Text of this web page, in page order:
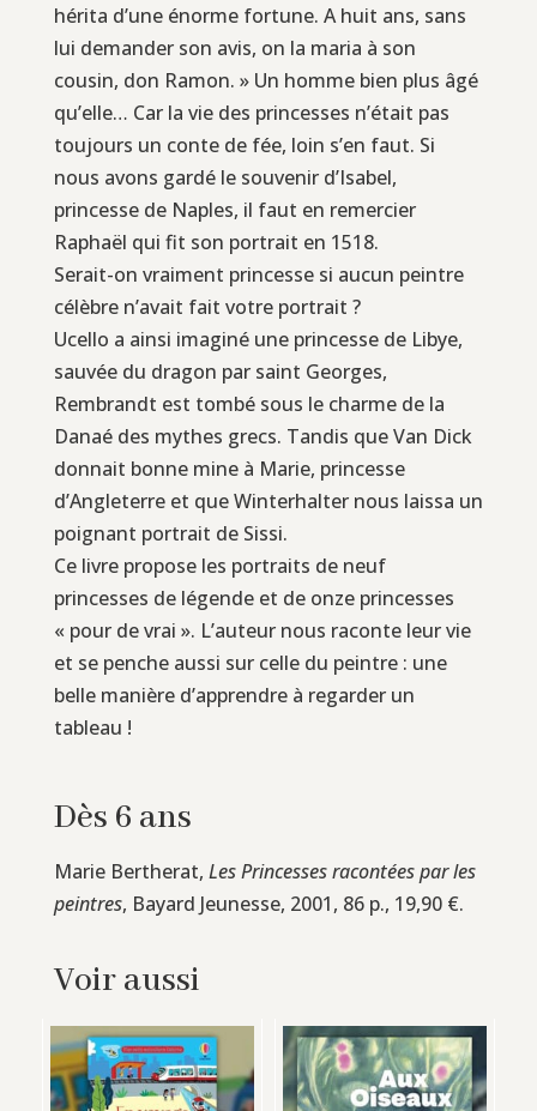
hérita d’une énorme fortune. A huit ans, sans
lui demander son avis, on la maria à son
cousin, don Ramon. » Un homme bien plus âgé
qu’elle… Car la vie des princesses n’était pas
toujours un conte de fée, loin s’en faut. Si
nous avons gardé le souvenir d’Isabel,
princesse de Naples, il faut en remercier
Raphaël qui fit son portrait en 1518.
Serait-on vraiment princesse si aucun peintre
célèbre n’avait fait votre portrait ?
Ucello a ainsi imaginé une princesse de Libye,
sauvée du dragon par saint Georges,
Rembrandt est tombé sous le charme de la
Danaé des mythes grecs. Tandis que Van Dick
donnait bonne mine à Marie, princesse
d’Angleterre et que Winterhalter nous laissa un
poignant portrait de Sissi.
Ce livre propose les portraits de neuf
princesses de légende et de onze princesses
« pour de vrai ». L’auteur nous raconte leur vie
et se penche aussi sur celle du peintre : une
belle manière d’apprendre à regarder un
tableau !
Dès 6 ans
Marie Bertherat, Les Princesses racontées par les
peintres, Bayard Jeunesse, 2001, 86 p., 19,90 €.
Voir aussi